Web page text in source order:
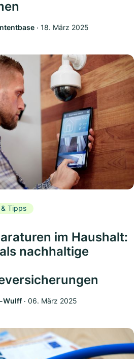
‧ 18. März 2025
Tipps
im Haushalt:
nachhaltige
Wulff ‧ 06. März 2025